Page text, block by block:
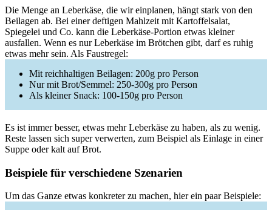
Die Menge an Leberkäse, die wir einplanen, hängt stark von den
Beilagen ab. Bei einer deftigen Mahlzeit mit Kartoffelsalat,
Spiegelei und Co. kann die Leberkäse-Portion etwas kleiner
ausfallen. Wenn es nur Leberkäse im Brötchen gibt, darf es ruhig
etwas mehr sein. Als Faustregel:
Mit reichhaltigen Beilagen: 200g pro Person
Nur mit Brot/Semmel: 250-300g pro Person
Als kleiner Snack: 100-150g pro Person
Es ist immer besser, etwas mehr Leberkäse zu haben, als zu wenig.
Reste lassen sich super verwerten, zum Beispiel als Einlage in einer
Suppe oder kalt auf Brot.
Beispiele für verschiedene Szenarien
Um das Ganze etwas konkreter zu machen, hier ein paar Beispiele: